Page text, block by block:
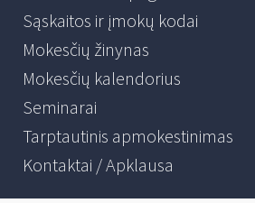
Sąskaitos ir įmokų kodai
Mokesčių žinynas
Mokesčių kalendorius
Seminarai
Tarptautinis apmokestinimas
Kontaktai / Apklausa